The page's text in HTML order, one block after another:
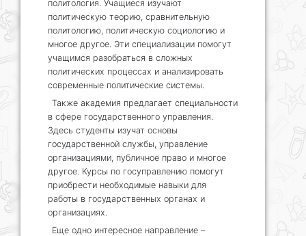
политология. Учащиеся изучают
политическую теорию, сравнительную
политологию, политическую социологию и
многое другое. Эти специализации помогут
учащимся разобраться в сложных
политических процессах и анализировать
современные политические системы.
Также академия предлагает специальности
в сфере государственного управления.
Здесь студенты изучат основы
государственной службы, управление
организациями, публичное право и многое
другое. Курсы по госуправлению помогут
приобрести необходимые навыки для
работы в государственных органах и
организациях.
Еще одно интересное направление –